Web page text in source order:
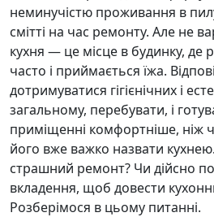
неминучістю проживання в
смітті на час ремонту. Але не
кухня — це місце в будинку, де
часто і приймається їжа.
дотримуватися гігієнічних і
загальному, перебувати, і
приміщенні комфортніше, ніж
його вже важко назвати
страшний ремонт? Чи дійсно
вкладення, щоб довести
Розберімося в цьому питанні.